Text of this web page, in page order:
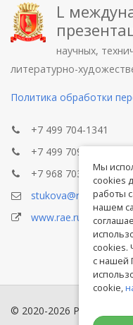
L
научных,
литературно-
Политика обработки
+7 499 704-1341
+7 499 709-8104
+7 968 703-8433
stukova@rae.ru
www.rae.ru
© 2020-2026 Российская
Мы
cookies
работы
нашем
cookies.
с нашей
cookie,